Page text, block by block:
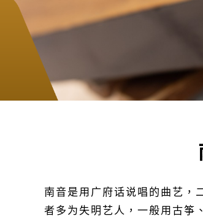
南音是用广府话说唱的曲艺，
者多为失明艺人，一般用古筝